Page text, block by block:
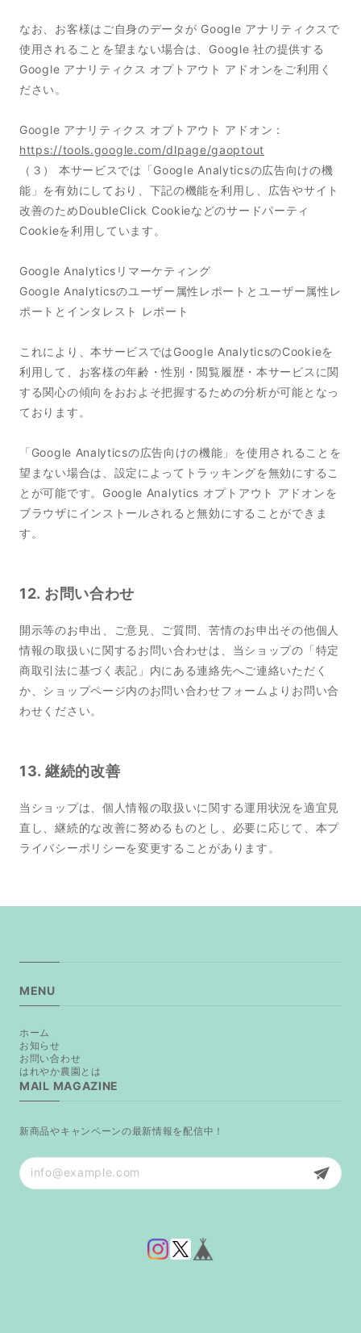
なお、お客様はご自身のデータが Google アナリティクスで
使用されることを望まない場合は、Google 社の提供する
Google アナリティクス オプトアウト アドオンをご利用く
ださい。
Google アナリティクス オプトアウト アドオン：
https://tools.google.com/dlpage/gaoptout
（３） 本サービスでは「Google Analyticsの広告向けの機
能」を有効にしており、下記の機能を利用し、広告やサイト
改善のためDoubleClick Cookieなどのサードパーティ
Cookieを利用しています。
Google Analyticsリマーケティング
Google Analyticsのユーザー属性レポートとユーザー属性レ
ポートとインタレスト レポート
これにより、本サービスではGoogle AnalyticsのCookieを
利用して、お客様の年齢・性別・閲覧履歴・本サービスに関
する関心の傾向をおおよそ把握するための分析が可能となっ
ております。
「Google Analyticsの広告向けの機能」を使用されることを
望まない場合は、設定によってトラッキングを無効にするこ
とが可能です。Google Analytics オプトアウト アドオンを
ブラウザにインストールされると無効にすることができま
す。
12. お問い合わせ
開示等のお申出、ご意見、ご質問、苦情のお申出その他個人
情報の取扱いに関するお問い合わせは、当ショップの「特定
商取引法に基づく表記」内にある連絡先へご連絡いただく
か、ショップページ内のお問い合わせフォームよりお問い合
わせください。
13. 継続的改善
当ショップは、個人情報の取扱いに関する運用状況を適宜見
直し、継続的な改善に努めるものとし、必要に応じて、本プ
ライバシーポリシーを変更することがあります。
MENU
ホーム
お知らせ
お問い合わせ
はれやか農園とは
MAIL MAGAZINE
新商品やキャンペーンの最新情報を配信中！